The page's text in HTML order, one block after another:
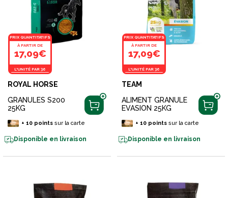
PRIX QUANTITATIFS
À PARTIR DE
17,09€
L'UNITÉ PAR 36
ROYAL HORSE
GRANULES S200
25KG
+ 10pointssur la carte
Disponible en livraison
PRIX QUANTITATIFS
À PARTIR DE
17,09€
L'UNITÉ PAR 36
TEAM
ALIMENT GRANULE
EVASION 25KG
+ 10pointssur la carte
Disponible en livraison